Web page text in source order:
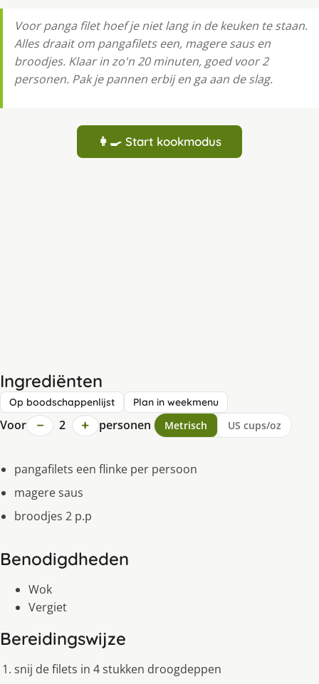
Voor panga filet hoef je niet lang in de keuken te staan.
Alles draait om pangafilets een, magere saus en
broodjes. Klaar in zo'n 20 minuten, goed voor 2
personen. Pak je pannen erbij en ga aan de slag.
👩‍🍳 Start kookmodus
Ingrediënten
Op boodschappenlijst Plan in weekmenu
Voor − 2 + personen Metrisch US cups/oz
pangafilets een flinke per persoon
magere saus
broodjes 2 p.p
Benodigdheden
Wok
Vergiet
Bereidingswijze
snij de filets in 4 stukken droogdeppen